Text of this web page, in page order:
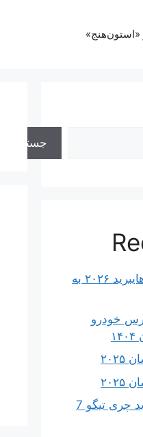
«استون‌هنج»
جستجو
ورود تویوتا کرولا کراس هایبرید ۲۰۲۶ به
خودرو
اولین تصاویر از نسل جدید چری تیگو 7